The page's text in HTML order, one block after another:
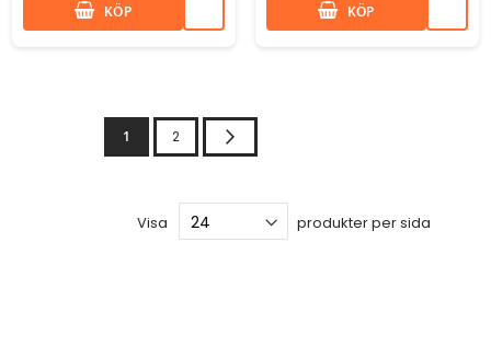
KÖP KÖP
1 2
Visa produkter per sida